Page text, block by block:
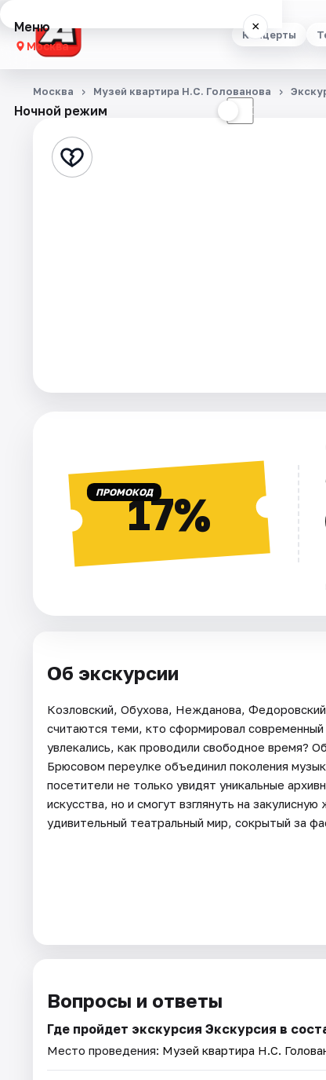
Концерты
Меню ×
Москва
Концерты
Стендап
Города
Рейтинги
Ночной режим ☾
Москва Музей квартира Н.С. Голованова
ПРОМОКОД17%
Об экскурсии
Козловский, Обухова, Нежданова,
считаются теми, кто сформировал
увлекались, как проводили свободное время?
Брюсовом переулке объединил поколения
посетители не только увидят уникальные
искусства, но и смогут взглянуть на
удивительный театральный мир, сокрытый за
Вопросы и ответы
Где пройдет экскурсия Экскурсия в
Место проведения: Музей квартира Н.С.